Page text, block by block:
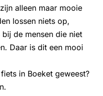
alleen maar mooie
lossen niets op,
de mensen die niet
Daar is dit een mooi
in Boeket geweest?